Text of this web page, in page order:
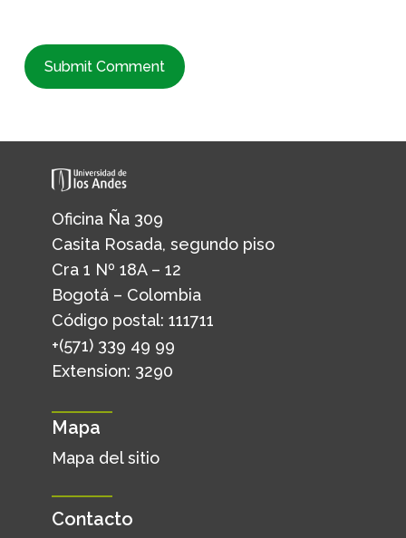
Oficina Ña 309
Casita Rosada, segundo piso
Cra 1 Nº 18A – 12
Bogotá – Colombia
Código postal: 111711
+(571) 339 49 99
Extension: 3290
Mapa
Mapa del sitio
Contacto